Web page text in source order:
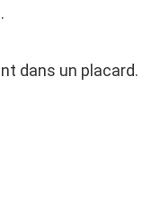
dans un placard.